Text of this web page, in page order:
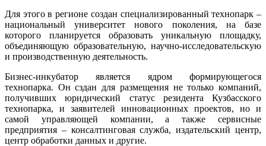
Для этого в регионе создан специализированный технопарк –
национальный университет нового поколения, на базе
которого планируется образовать уникальную площадку,
объединяющую образовательную, научно-исследовательскую
и производственную деятельность.
Бизнес-инкубатор является ядром формирующегося
технопарка. Он сздан для размещения не только компаний,
получивших юридический статус резидента Кузбасского
технопарка, и заявителей инновационных проектов, но и
самой управляющей компании, а также сервисные
предприятия – консалтинговая служба, издательский центр,
центр обработки данных и другие.